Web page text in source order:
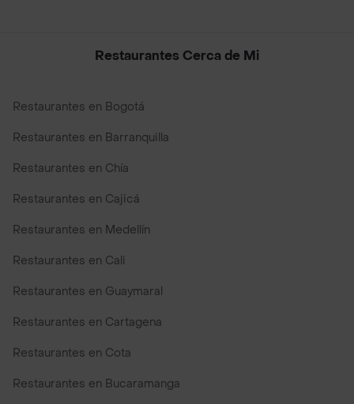
Restaurantes Cerca de Mi
Restaurantes en Bogotá
Restaurantes en Barranquilla
Restaurantes en Chía
Restaurantes en Cajicá
Restaurantes en Medellín
Restaurantes en Cali
Restaurantes en Guaymaral
Restaurantes en Cartagena
Restaurantes en Cota
Restaurantes en Bucaramanga